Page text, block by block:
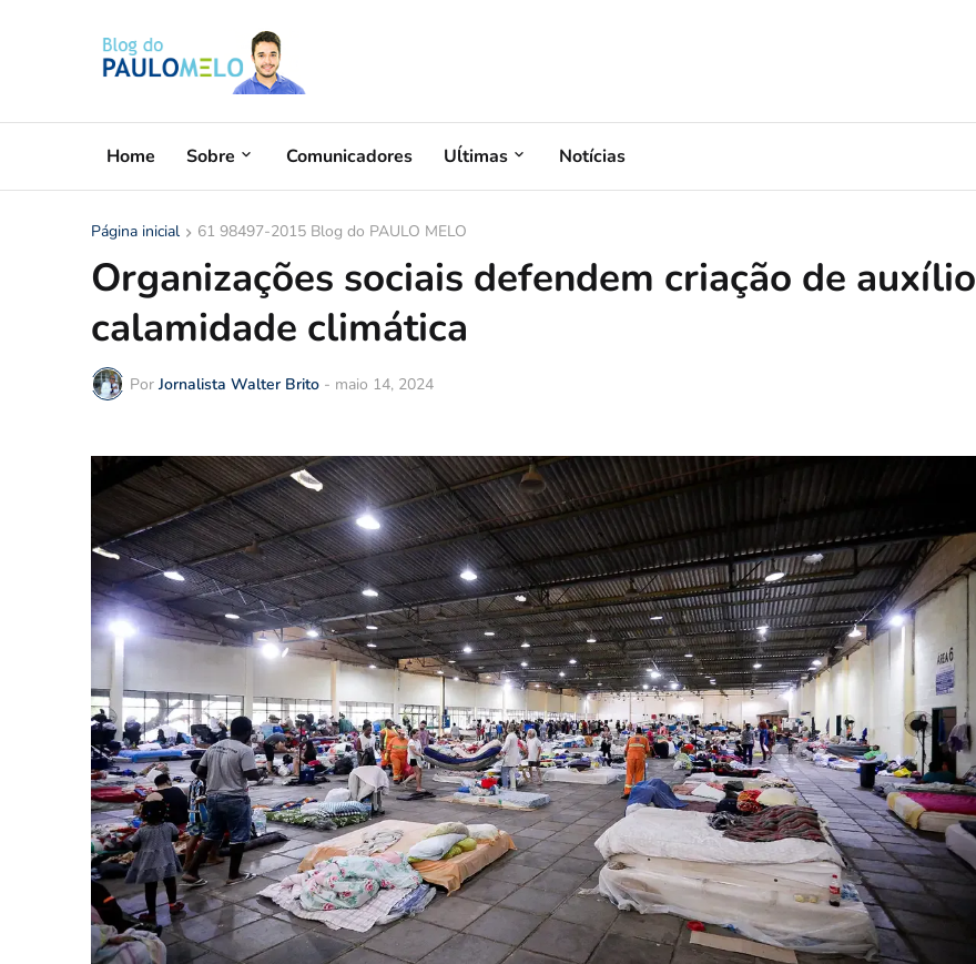
Home Sobre Comunicadores Uĺtimas Notícias
Página inicial 61 98497-2015 Blog do PAULO MELO
Organizações sociais defendem criação de auxílio
calamidade climática
Por Jornalista Walter Brito - maio 14, 2024